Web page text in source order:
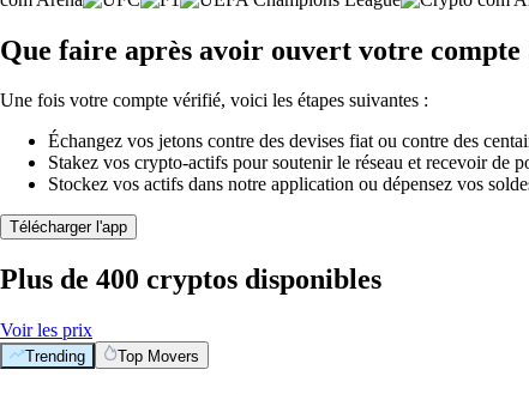
Que faire après avoir ouvert votre
Une fois votre compte vérifié, voici les étapes suivantes :
Échangez vos jetons contre des devises fiat ou contre des
Stakez vos crypto-actifs pour soutenir le réseau et recevoir de
Stockez vos actifs dans notre application ou dépensez vos
Télécharger l'app
Plus de 400 cryptos disponibles
Voir les prix
Trending Top Movers